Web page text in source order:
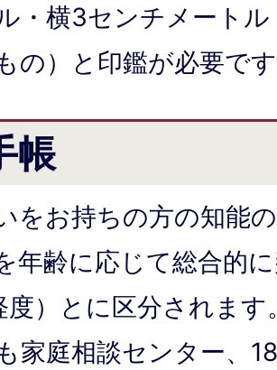
・横3センチメート
の）と印鑑が必要で
帳
をお持ちの方の知能
年齢に応じて総合的
度）とに区分されま
家庭相談センター、